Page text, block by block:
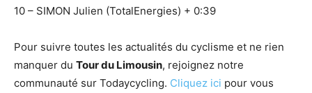
10 – SIMON Julien (TotalEnergies) + 0:39
Pour suivre toutes les actualités du cyclisme et ne rien
manquer du Tour du Limousin, rejoignez notre
communauté sur Todaycycling. Cliquez ici pour vous